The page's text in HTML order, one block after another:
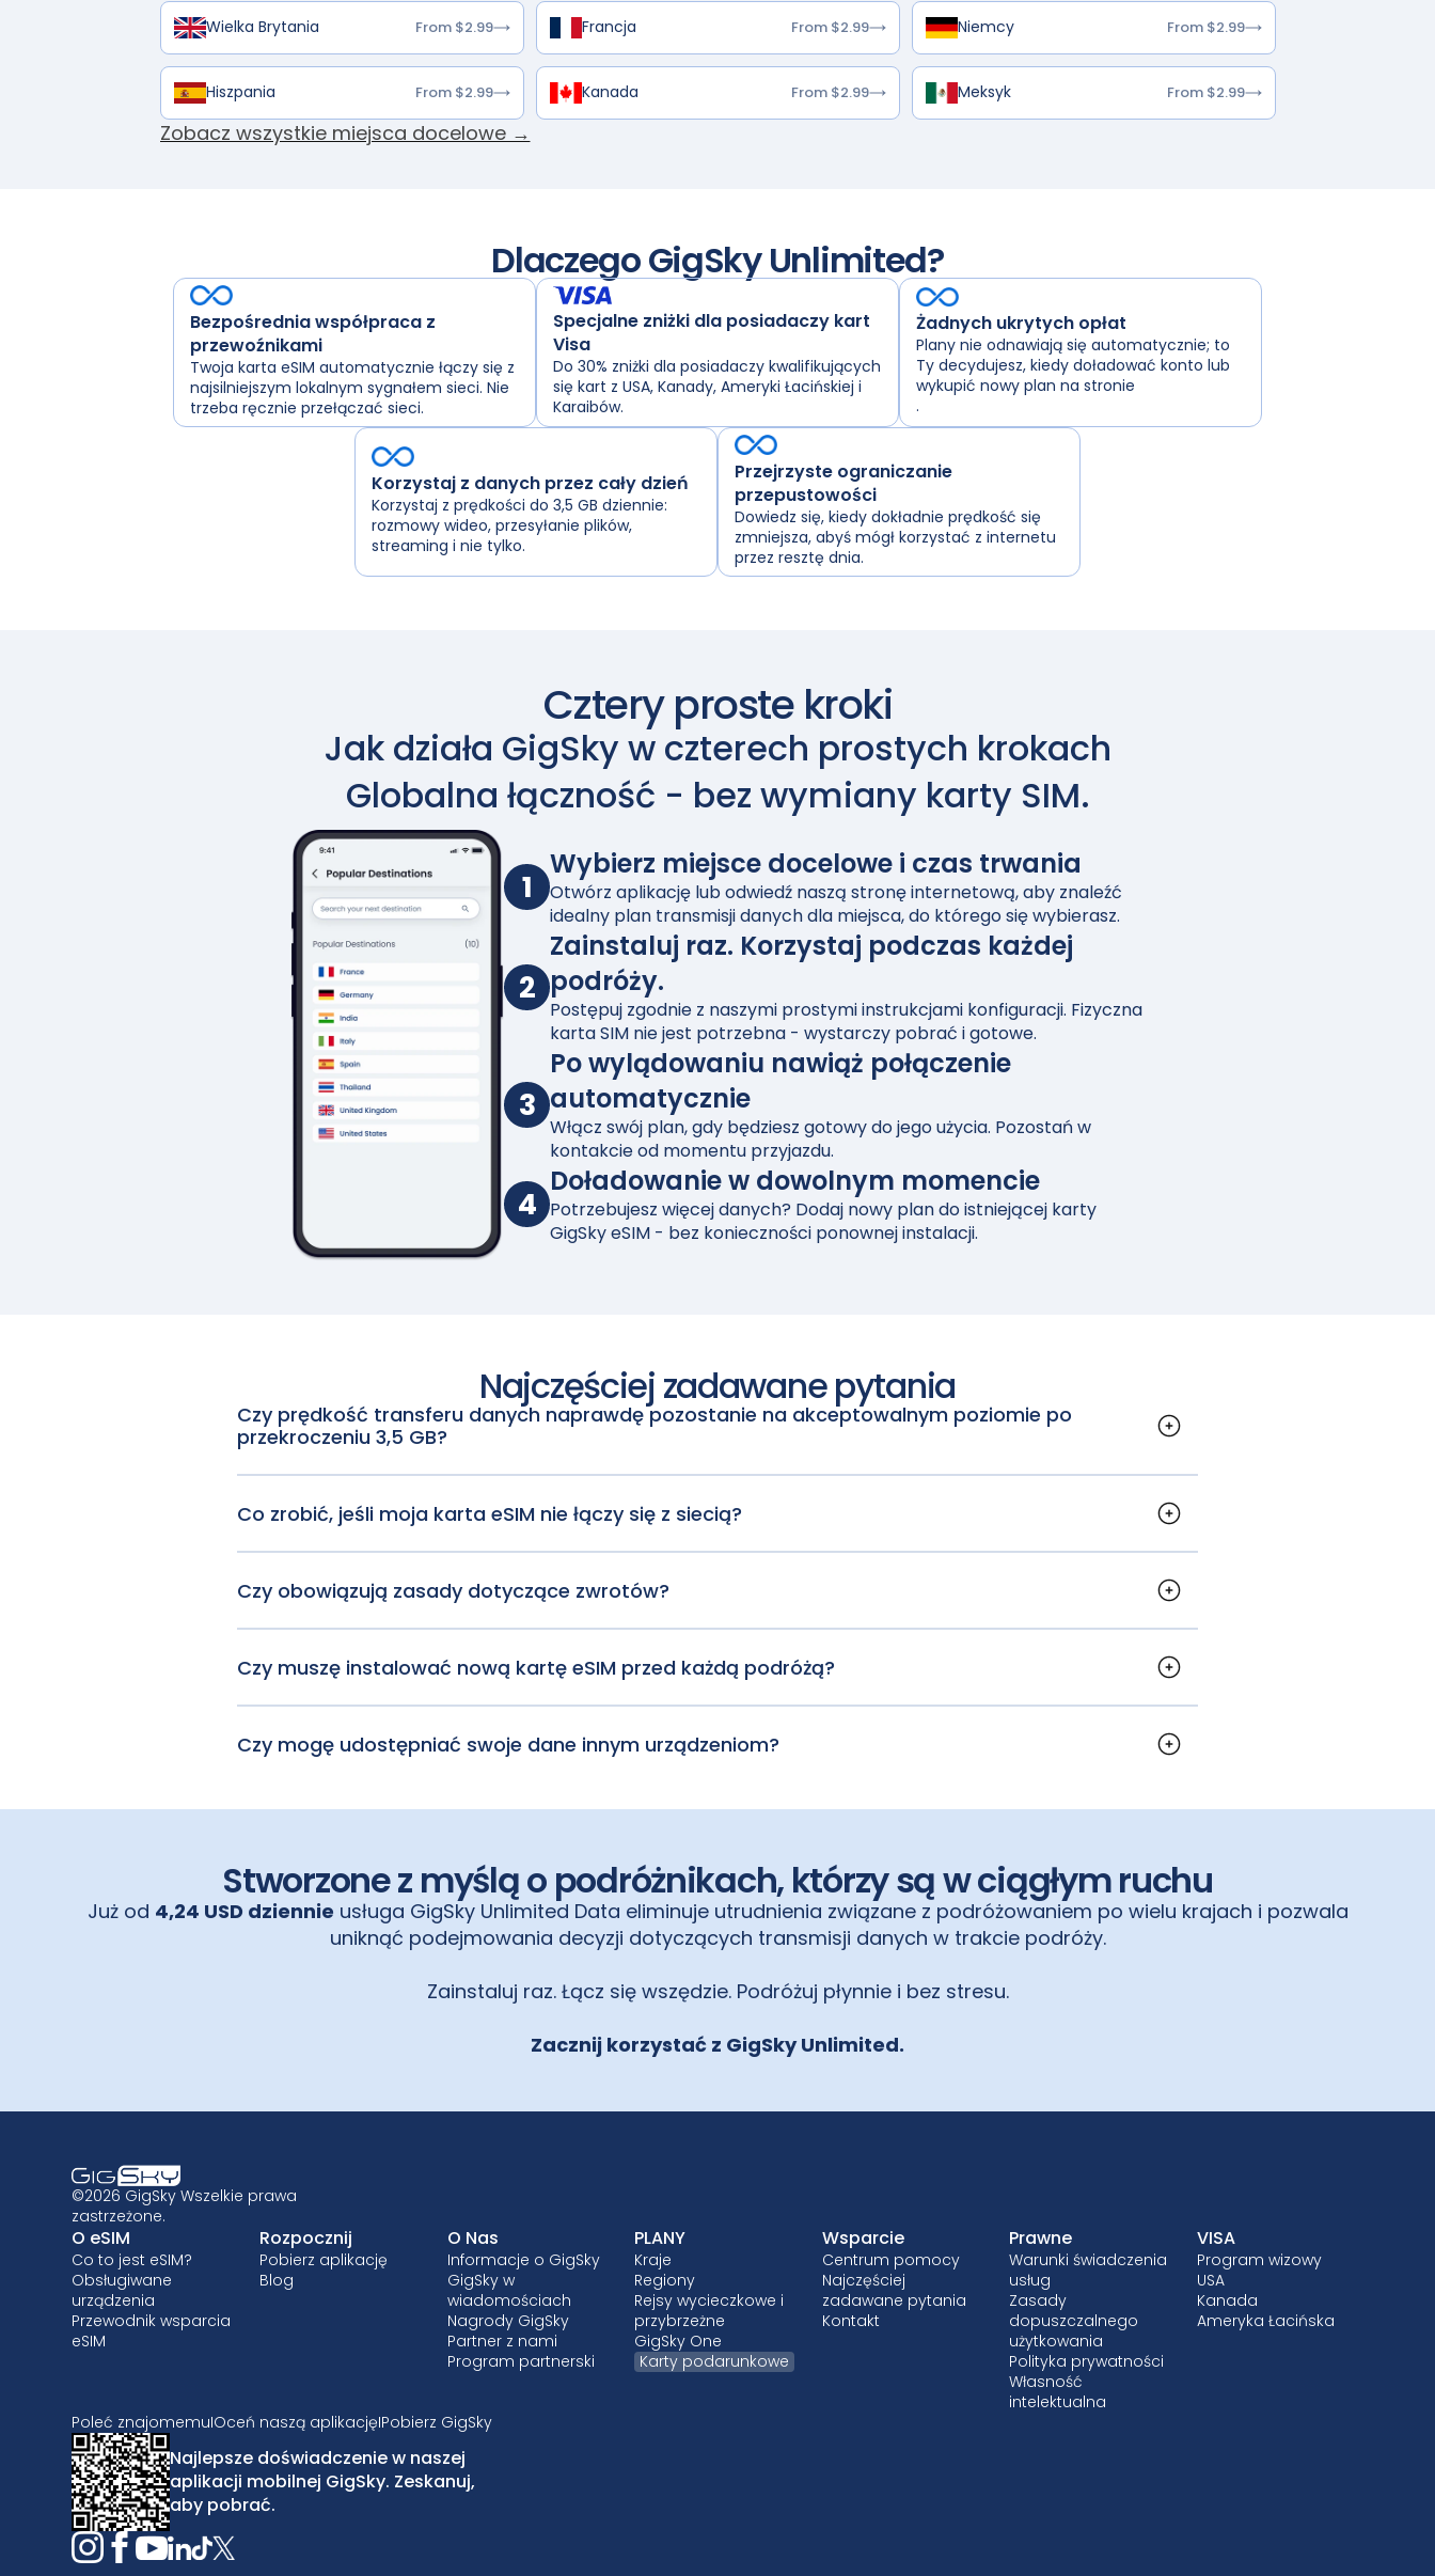
Wielka Brytania From $2.99 Francja From $2.99 Niemcy From $2.99
Hiszpania From $2.99 Kanada From $2.99 Meksyk From $2.99
Zobacz wszystkie miejsca docelowe →
Dlaczego GigSky Unlimited?
Bezpośrednia współpraca z
przewoźnikami
Twoja karta eSIM automatycznie łączy się z
najsilniejszym lokalnym sygnałem sieci. Nie
trzeba ręcznie przełączać sieci.
Specjalne zniżki dla posiadaczy kart
Visa
Do 30% zniżki dla posiadaczy kwalifikujących
się kart z USA, Kanady, Ameryki Łacińskiej i
Karaibów.
Żadnych ukrytych opłat
Plany nie odnawiają się automatycznie; to
Ty decydujesz, kiedy doładować konto lub
wykupić nowy plan na stronie
.
Korzystaj z danych przez cały dzień
Korzystaj z prędkości do 3,5 GB dziennie:
rozmowy wideo, przesyłanie plików,
streaming i nie tylko.
Przejrzyste ograniczanie
przepustowości
Dowiedz się, kiedy dokładnie prędkość się
zmniejsza, abyś mógł korzystać z internetu
przez resztę dnia.
Cztery proste kroki
Jak działa GigSky w czterech prostych krokach
Globalna łączność - bez wymiany karty SIM.
1
Wybierz miejsce docelowe i czas trwania
Otwórz aplikację lub odwiedź naszą stronę internetową, aby znaleźć
idealny plan transmisji danych dla miejsca, do którego się wybierasz.
2
Zainstaluj raz. Korzystaj podczas każdej
podróży.
Postępuj zgodnie z naszymi prostymi instrukcjami konfiguracji. Fizyczna
karta SIM nie jest potrzebna - wystarczy pobrać i gotowe.
3
Po wylądowaniu nawiąż połączenie
automatycznie
Włącz swój plan, gdy będziesz gotowy do jego użycia. Pozostań w
kontakcie od momentu przyjazdu.
4
Doładowanie w dowolnym momencie
Potrzebujesz więcej danych? Dodaj nowy plan do istniejącej karty
GigSky eSIM - bez konieczności ponownej instalacji.
Najczęściej zadawane pytania
Czy prędkość transferu danych naprawdę pozostanie na akceptowalnym poziomie po
przekroczeniu 3,5 GB?
Co zrobić, jeśli moja karta eSIM nie łączy się z siecią?
Czy obowiązują zasady dotyczące zwrotów?
zwroty kosztów są realizowane w ciągu 5–7 dni.
Czy muszę instalować nową kartę eSIM przed każdą podróżą?
Czy mogę udostępniać swoje dane innym urządzeniom?
Stworzone z myślą o podróżnikach, którzy są w ciągłym ruchu
Już od 4,24 USD dziennie usługa GigSky Unlimited Data eliminuje utrudnienia związane z podróżowaniem po wielu krajach i pozwala
uniknąć podejmowania decyzji dotyczących transmisji danych w trakcie podróży.
Zainstaluj raz. Łącz się wszędzie. Podróżuj płynnie i bez stresu.
Zacznij korzystać z GigSky Unlimited.
©2026 GigSky Wszelkie prawa
zastrzeżone.
O eSIM
Co to jest eSIM?
Obsługiwane
urządzenia
Przewodnik wsparcia
eSIM
Rozpocznij
Pobierz aplikację
Blog
O Nas
Informacje o GigSky
GigSky w
wiadomościach
Nagrody GigSky
Partner z nami
Program partnerski
PLANY
Kraje
Regiony
Rejsy wycieczkowe i
przybrzeżne
GigSky One
Karty podarunkowe
Wsparcie
Centrum pomocy
Najczęściej
zadawane pytania
Kontakt
Prawne
Warunki świadczenia
usług
Zasady
dopuszczalnego
użytkowania
Polityka prywatności
Własność
intelektualna
VISA
Program wizowy
USA
Kanada
Ameryka Łacińska
Poleć znajomemuIOceń naszą aplikacjęIPobierz GigSky
Najlepsze doświadczenie w naszej
aplikacji mobilnej GigSky. Zeskanuj,
aby pobrać.